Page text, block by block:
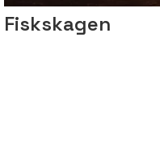
Fiskskagen